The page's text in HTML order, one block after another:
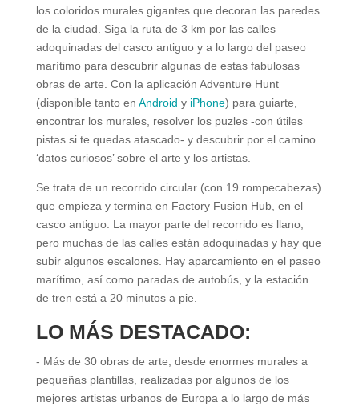
los coloridos murales gigantes que decoran las paredes
de la ciudad. Siga la ruta de 3 km por las calles
adoquinadas del casco antiguo y a lo largo del paseo
marítimo para descubrir algunas de estas fabulosas
obras de arte. Con la aplicación Adventure Hunt
(disponible tanto en Android y iPhone) para guiarte,
encontrar los murales, resolver los puzles -con útiles
pistas si te quedas atascado- y descubrir por el camino
‘datos curiosos’ sobre el arte y los artistas.
Se trata de un recorrido circular (con 19 rompecabezas)
que empieza y termina en Factory Fusion Hub, en el
casco antiguo. La mayor parte del recorrido es llano,
pero muchas de las calles están adoquinadas y hay que
subir algunos escalones. Hay aparcamiento en el paseo
marítimo, así como paradas de autobús, y la estación
de tren está a 20 minutos a pie.
LO MÁS DESTACADO:
- Más de 30 obras de arte, desde enormes murales a
pequeñas plantillas, realizadas por algunos de los
mejores artistas urbanos de Europa a lo largo de más